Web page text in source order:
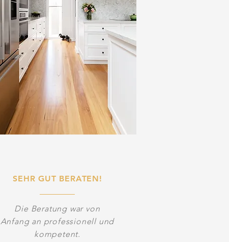
SEHR GUT BERATEN!
Die Beratung war von
Anfang an professionell und
kompetent.